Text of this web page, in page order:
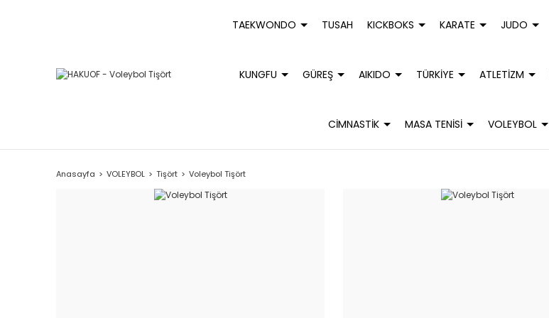
TAEKWONDO TUSAH KICKBOKS KARATE JUDO
KUNGFU GÜREŞ AIKIDO TÜRKİYE ATLETİZM
CİMNASTİK MASA TENİSİ VOLEYBOL
Anasayfa VOLEYBOL Tişört Voleybol Tişört